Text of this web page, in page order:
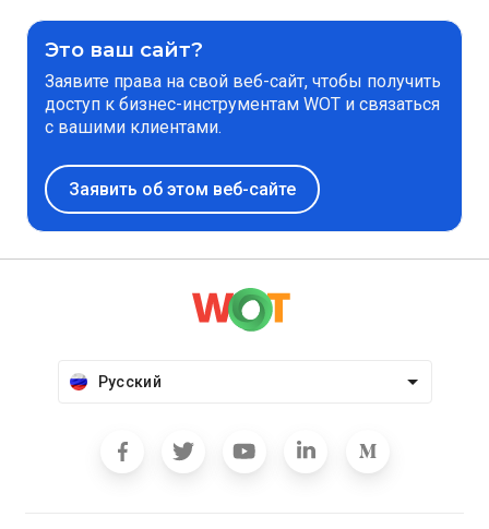
Это ваш сайт?
Заявите права на свой веб-сайт, чтобы получить
доступ к бизнес-инструментам WOT и связаться
с вашими клиентами.
Заявить об этом веб-сайте
Русский